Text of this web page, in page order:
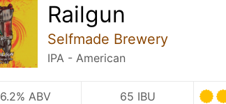
Railgun
Selfmade Brewery
IPA - American
6.2% ABV 65 IBU